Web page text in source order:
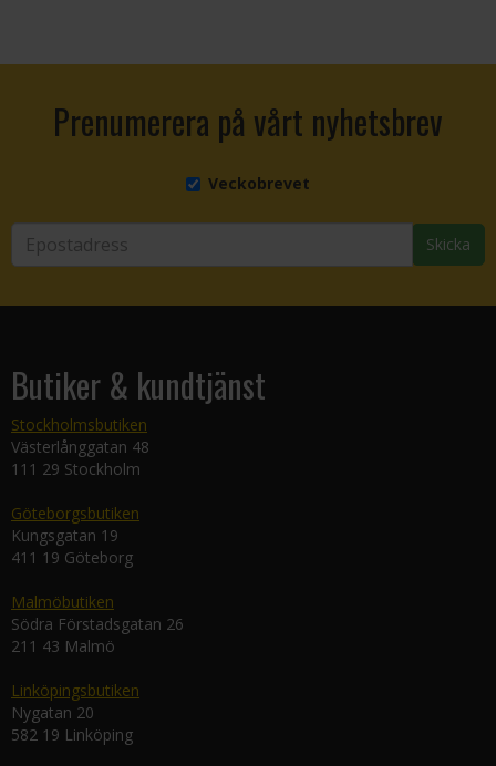
Prenumerera på vårt nyhetsbrev
Veckobrevet
Skicka
Butiker & kundtjänst
Stockholmsbutiken
Västerlånggatan 48
111 29 Stockholm
Göteborgsbutiken
Kungsgatan 19
411 19 Göteborg
Malmöbutiken
Södra Förstadsgatan 26
211 43 Malmö
Linköpingsbutiken
Nygatan 20
582 19 Linköping